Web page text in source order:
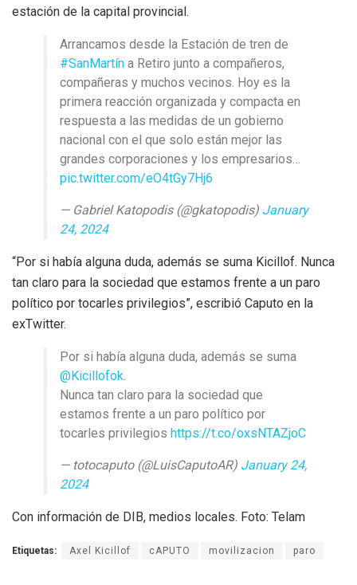
estación de la capital provincial.
Arrancamos desde la Estación de tren de
#SanMartín a Retiro junto a compañeros,
compañeras y muchos vecinos. Hoy es la
primera reacción organizada y compacta en
respuesta a las medidas de un gobierno
nacional con el que solo están mejor las
grandes corporaciones y los empresarios…
pic.twitter.com/eO4tGy7Hj6
— Gabriel Katopodis (@gkatopodis) January
24, 2024
“Por si había alguna duda, además se suma Kicillof. Nunca
tan claro para la sociedad que estamos frente a un paro
político por tocarles privilegios”, escribió Caputo en la
exTwitter.
Por si había alguna duda, además se suma
@Kicillofok.
Nunca tan claro para la sociedad que
estamos frente a un paro político por
tocarles privilegios https://t.co/oxsNTAZjoC
— totocaputo (@LuisCaputoAR) January 24,
2024
Con información de DIB, medios locales. Foto: Telam
Etiquetas: Axel Kicillof cAPUTO movilizacion paro